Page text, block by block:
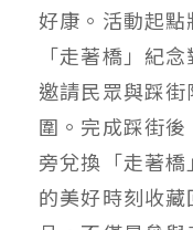
好康。活動起
「走著橋」紀
邀請民眾與踩
圍。完成踩街
旁兌換「走著
的美好時刻收